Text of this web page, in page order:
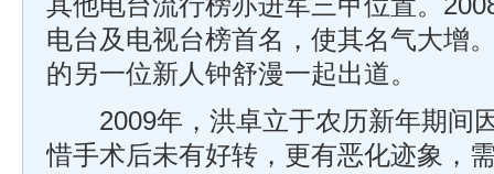
电台及电视台榜首名，使其名气大增
的另一位新人钟舒漫一起出道。
2009年，洪卓立于农历新年期间
惜手术后未有好转，更有恶化迹象，